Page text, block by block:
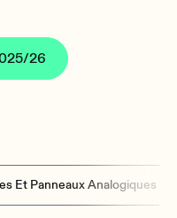
26
Et Panneaux Analogiques